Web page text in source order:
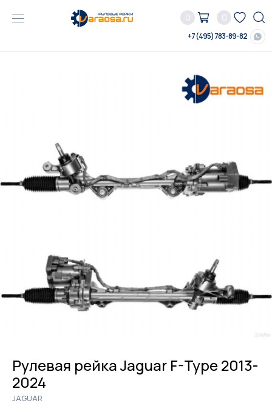
0 0
+7 (495) 783-89-82
Рулевая рейка Jaguar F-Type 2013-
2024
JAGUAR